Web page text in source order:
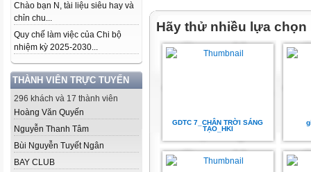
Chào bạn N, tài liệu siêu hay và
chỉn chu...
Quy chế làm việc của Chi bộ
nhiệm kỳ 2025-2030...
THÀNH VIÊN TRỰC TUYẾN
296 khách và 17 thành viên
Hoàng Văn Quyến
Nguyễn Thanh Tâm
Bùi Nguyễn Tuyết Ngân
BAY CLUB
Hãy thử nhiều lựa chọn
GDTC 7_CHÂN TRỜI SÁNG
TẠO_HKI